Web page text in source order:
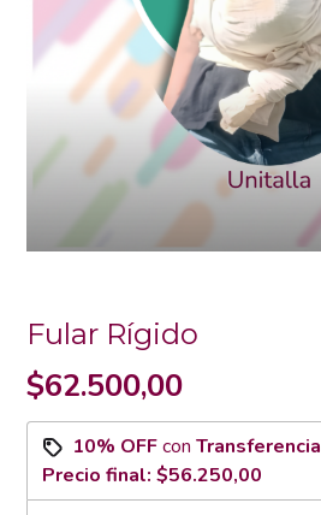
Fular Rígido
$62.500,00
10% OFFconTransferencia
Precio final:$56.250,00